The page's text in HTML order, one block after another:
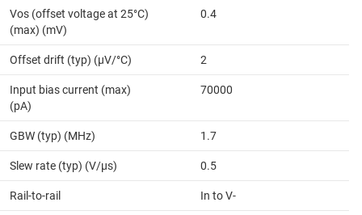
Vos (offset voltage at 25°C)
(max) (mV)
0.4
Offset drift (typ) (µV/°C) 2
Input bias current (max)
(pA)
70000
GBW (typ) (MHz) 1.7
Slew rate (typ) (V/µs) 0.5
Rail-to-rail In to V-